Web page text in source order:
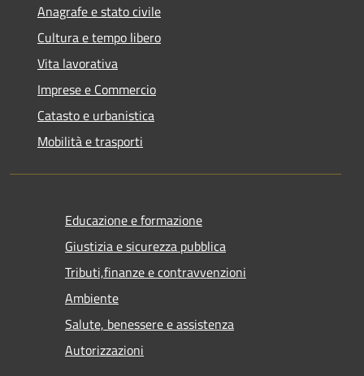
Anagrafe e stato civile
Cultura e tempo libero
Vita lavorativa
Imprese e Commercio
Catasto e urbanistica
Mobilità e trasporti
Educazione e formazione
Giustizia e sicurezza pubblica
Tributi,finanze e contravvenzioni
Ambiente
Salute, benessere e assistenza
Autorizzazioni